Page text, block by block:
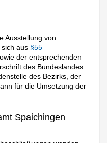
Ausstellung von
aus §55
der entsprechenden
des Bundeslandes
des Bezirks, der
für die Umsetzung der
Spaichingen